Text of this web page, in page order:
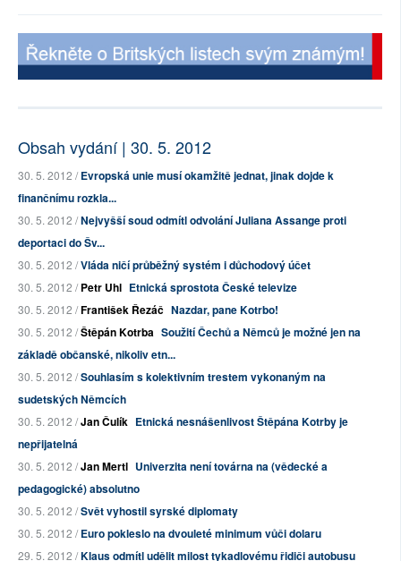
Obsah vydání | 30. 5. 2012
30. 5. 2012 /Evropská unie musí okamžitě jednat, jinak dojde k
finančnímu rozkla...
30. 5. 2012 /Nejvyšší soud odmítl odvolání Juliana Assange proti
deportaci do Šv...
30. 5. 2012 /Vláda ničí průběžný systém i důchodový účet
30. 5. 2012 /Petr Uhl Etnická sprostota České televize
30. 5. 2012 /František Řezáč Nazdar, pane Kotrbo!
30. 5. 2012 /Štěpán Kotrba Soužití Čechů a Němců je možné jen na
základě občanské, nikoliv etn...
30. 5. 2012 /Souhlasím s kolektivním trestem vykonaným na
sudetských Němcích
30. 5. 2012 /Jan Čulík Etnická nesnášenlivost Štěpána Kotrby je
nepřijatelná
30. 5. 2012 /Jan Mertl Univerzita není továrna na (vědecké a
pedagogické) absolutno
30. 5. 2012 /Svět vyhostil syrské diplomaty
30. 5. 2012 /Euro pokleslo na dvouleté minimum vůči dolaru
29. 5. 2012 /Klaus odmítl udělit milost tykadlovému řidiči autobusu